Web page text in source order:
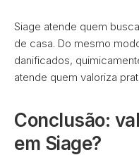
Siage atende quem
de casa. Do mesmo
danificados,
atende quem valoriza
Conclusão:
em Siage?